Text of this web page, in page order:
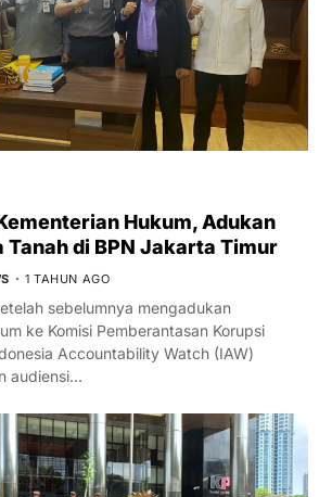
Hukum, Adukan
Tanah di BPN Jakarta Timur
1 TAHUN AGO
sebelumnya mengadukan
ke Komisi Pemberantasan Korupsi
Accountability Watch (IAW)
audiensi…